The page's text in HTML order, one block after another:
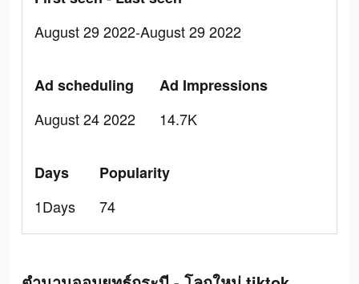
August 29 2022-August 29 2022
Ad scheduling
August 24 2022
Ad Impressions
14.7K
Days
1Days
Popularity
74